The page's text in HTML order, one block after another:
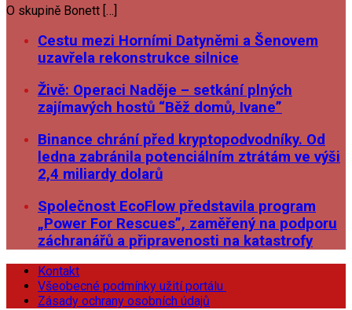
O skupině Bonett […]
Cestu mezi Horními Datyněmi a Šenovem
uzavřela rekonstrukce silnice
Živě: Operaci Naděje – setkání plných
zajímavých hostů “Běž domů, Ivane”
Binance chrání před kryptopodvodníky. Od
ledna zabránila potenciálním ztrátám ve výši
2,4 miliardy dolarů
Společnost EcoFlow představila program
„Power For Rescues”, zaměřený na podporu
záchranářů a připravenosti na katastrofy
Kontakt
Všeobecné podmínky užití portálu
Zásady ochrany osobních údajů